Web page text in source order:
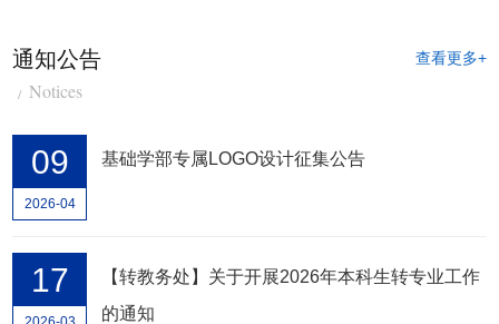
通知公告
Notices
查看更多+
09
2026-04
基础学部专属LOGO设计征集公告
17
【转教务处】关于开展2026年本科生转专业工作
的通知